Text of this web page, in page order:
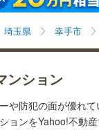
埼玉県 幸手市
ンション
や防犯の面が優れ
ンをYahoo!不動産
神奈川
岐阜
)
)
)
(0)
0
楽町線(0)
ーム
0 ）
あり（近隣を含む
埼玉
閉じ
閉じ